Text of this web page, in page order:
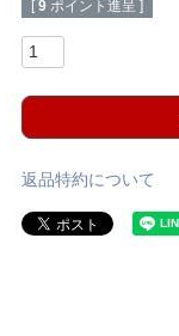
[ 9 ポイント進呈 ]
返品特約について